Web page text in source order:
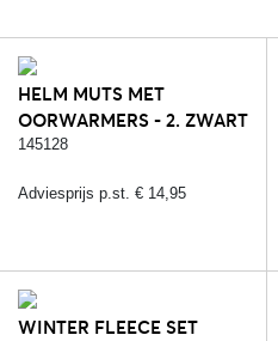
HELM MUTS MET
OORWARMERS - 2. ZWART
145128
Adviesprijs p.st. € 14,95
WINTER FLEECE SET